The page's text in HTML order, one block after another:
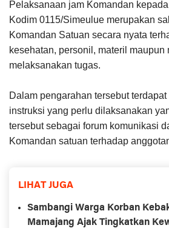
Pelaksanaan jam Komandan
Kodim 0115/Simeulue merupakan
Komandan Satuan secara nyata
kesehatan, personil, materil maupun
melaksanakan tugas.
Dalam pengarahan tersebut
instruksi yang perlu dilaksanakan
tersebut sebagai forum komunikasi
Komandan satuan terhadap
LIHAT JUGA
Sambangi Warga Korban
Mamajang Ajak Tingkatkan